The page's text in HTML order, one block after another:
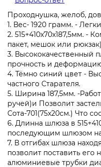
Проходнушка, желоб,
1. Вес- 1920 грамм. -
2. 515+410x70x187,5мм. -
пакет, мешок или рюкзак)
3. Высококачественный
прочность и
4. Тёмно синий цвет -
частного Старателя.
5. Ширина 187,5мм. -
ручей)и Позволит
Сота-701(75х20см.) Что
6. Длинна шлюза в
последующим шлюзом
7. В отгибах шлюза
позволит поставить его
алюминиевые трубки